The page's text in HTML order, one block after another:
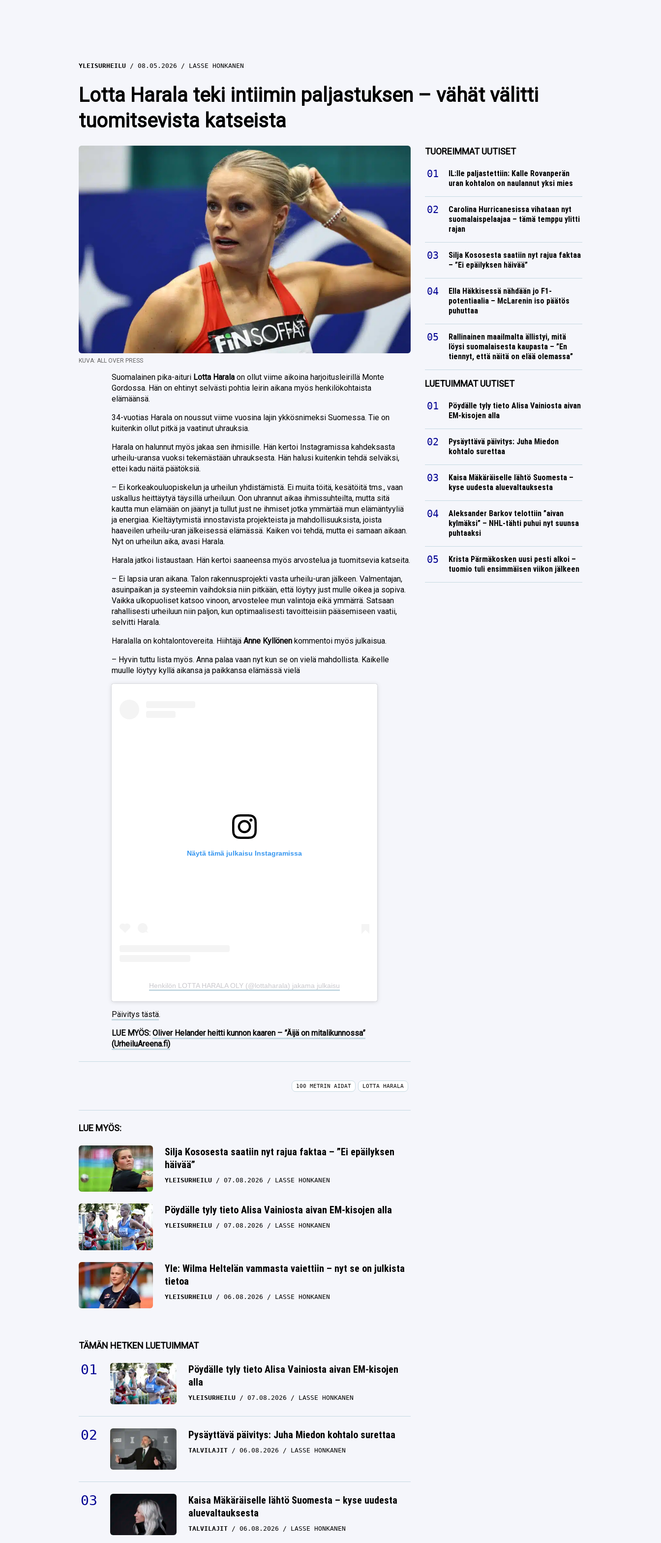
YLEISURHEILU 08.05.2026 LASSE HONKANEN
Lotta Harala teki intiimin paljastuksen – vähät välitti
tuomitsevista katseista
KUVA: ALL OVER PRESS
Suomalainen pika-aituri Lotta Harala on ollut viime aikoina harjoitusleirillä Monte
Gordossa. Hän on ehtinyt selvästi pohtia leirin aikana myös henkilökohtaista
elämäänsä.
34-vuotias Harala on noussut viime vuosina lajin ykkösnimeksi Suomessa. Tie on
kuitenkin ollut pitkä ja vaatinut uhrauksia.
Harala on halunnut myös jakaa sen ihmisille. Hän kertoi Instagramissa kahdeksasta
urheilu-uransa vuoksi tekemästään uhrauksesta. Hän halusi kuitenkin tehdä selväksi,
ettei kadu näitä päätöksiä.
– Ei korkeakouluopiskelun ja urheilun yhdistämistä. Ei muita töitä, kesätöitä tms., vaan
uskallus heittäytyä täysillä urheiluun. Oon uhrannut aikaa ihmissuhteilta, mutta sitä
kautta mun elämään on jäänyt ja tullut just ne ihmiset jotka ymmärtää mun elämäntyyliä
ja energiaa. Kieltäytymistä innostavista projekteista ja mahdollisuuksista, joista
haaveilen urheilu-uran jälkeisessä elämässä. Kaiken voi tehdä, mutta ei samaan aikaan.
Nyt on urheilun aika, avasi Harala.
Harala jatkoi listaustaan. Hän kertoi saaneensa myös arvostelua ja tuomitsevia katseita.
– Ei lapsia uran aikana. Talon rakennusprojekti vasta urheilu-uran jälkeen. Valmentajan,
asuinpaikan ja systeemin vaihdoksia niin pitkään, että löytyy just mulle oikea ja sopiva.
Vaikka ulkopuoliset katsoo vinoon, arvostelee mun valintoja eikä ymmärrä. Satsaan
rahallisesti urheiluun niin paljon, kun optimaalisesti tavoitteisiin pääsemiseen vaatii,
selvitti Harala.
Haralalla on kohtalontovereita. HiihtäjäAnne Kyllönen kommentoi myös julkaisua.
– Hyvin tuttu lista myös. Anna palaa vaan nyt kun se on vielä mahdollista. Kaikelle
muulle löytyy kyllä aikansa ja paikkansa elämässä vielä
Näytä tämä julkaisu Instagramissa
Henkilön LOTTA HARALA OLY (@lottaharala) jakama julkaisu
Päivitys tästä.
LUE MYÖS:Oliver Helander heitti kunnon kaaren – ”Äijä on mitalikunnossa”
(UrheiluAreena.fi)
Facebook
Twitter
Whatsapp
100 METRIN AIDAT LOTTA HARALA
LUE MYÖS:
Silja Kososesta saatiin nyt rajua faktaa – ”Ei epäilyksen
häivää”
YLEISURHEILU 07.08.2026 LASSE HONKANEN
Pöydälle tyly tieto Alisa Vainiosta aivan EM-kisojen alla
YLEISURHEILU 07.08.2026 LASSE HONKANEN
Yle: Wilma Heltelän vammasta vaiettiin – nyt se on julkista
tietoa
YLEISURHEILU 06.08.2026 LASSE HONKANEN
TÄMÄN HETKEN LUETUIMMAT
Pöydälle tyly tieto Alisa Vainiosta aivan EM-kisojen
alla
YLEISURHEILU 07.08.2026 LASSE HONKANEN
Pysäyttävä päivitys: Juha Miedon kohtalo surettaa
TALVILAJIT 06.08.2026 LASSE HONKANEN
Kaisa Mäkäräiselle lähtö Suomesta – kyse uudesta
aluevaltauksesta
TALVILAJIT 06.08.2026 LASSE HONKANEN
TUOREIMMAT UUTISET
IL:lle paljastettiin: Kalle Rovanperän
uran kohtalon on naulannut yksi mies
Carolina Hurricanesissa vihataan nyt
suomalaispelaajaa – tämä temppu ylitti
rajan
Silja Kososesta saatiin nyt rajua faktaa
– ”Ei epäilyksen häivää”
Ella Häkkisessä nähdään jo F1-
potentiaalia – McLarenin iso päätös
puhuttaa
Rallinainen maailmalta ällistyi, mitä
löysi suomalaisesta kaupasta – ”En
tiennyt, että näitä on elää olemassa”
LUETUIMMAT UUTISET
Pöydälle tyly tieto Alisa Vainiosta aivan
EM-kisojen alla
Pysäyttävä päivitys: Juha Miedon
kohtalo surettaa
Kaisa Mäkäräiselle lähtö Suomesta –
kyse uudesta aluevaltauksesta
Aleksander Barkov telottiin ”aivan
kylmäksi” – NHL-tähti puhui nyt suunsa
puhtaaksi
Krista Pärmäkosken uusi pesti alkoi –
tuomio tuli ensimmäisen viikon jälkeen